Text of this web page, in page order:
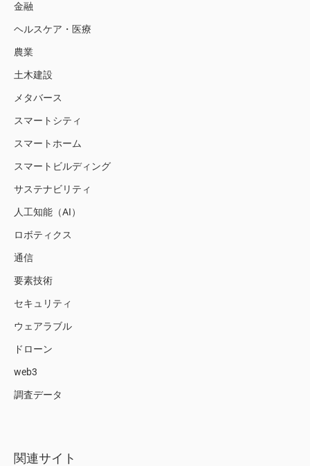
金融
ヘルスケア・医療
農業
土木建設
メタバース
スマートシティ
スマートホーム
スマートビルディング
サステナビリティ
人工知能（AI）
ロボティクス
通信
要素技術
セキュリティ
ウェアラブル
ドローン
web3
調査データ
関連サイト